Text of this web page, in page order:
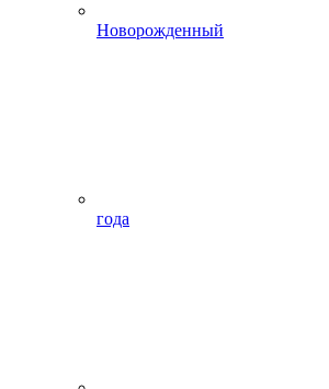
Новорожденный
года